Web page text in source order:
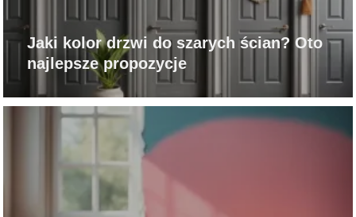
Jaki kolor drzwi do szarych ścian? Oto
najlepsze propozycje